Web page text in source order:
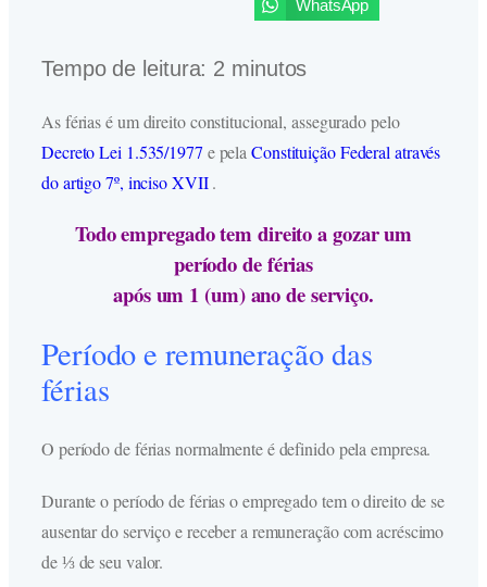
WhatsApp
Tempo de leitura: 2 minutos
As férias é um direito constitucional, assegurado pelo
Decreto Lei 1.535/1977 e pelaConstituição Federal através
do artigo 7º, inciso XVII.
Todo empregado tem direito a gozar um
período de férias
após um 1 (um) ano de serviço.
Período e remuneração das
férias
O período de férias normalmente é definido pela empresa.
Durante o período de férias o empregado tem o direito de se
ausentar do serviço e receber a remuneração com acréscimo
de ⅓ de seu valor.